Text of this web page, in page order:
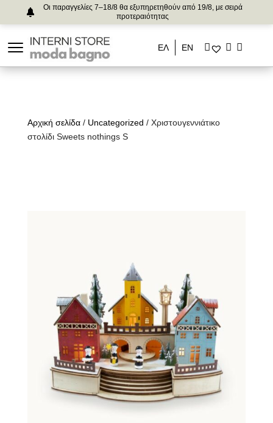
Οι παραγγελίες 7–18/8 θα εξυπηρετηθούν από 19/8, με σειρά
προτεραιότητας
ΕΛ ΕΝ
Αρχική σελίδα/ Uncategorized / Χριστουγεννιάτικο
στολίδι Sweets nothings S